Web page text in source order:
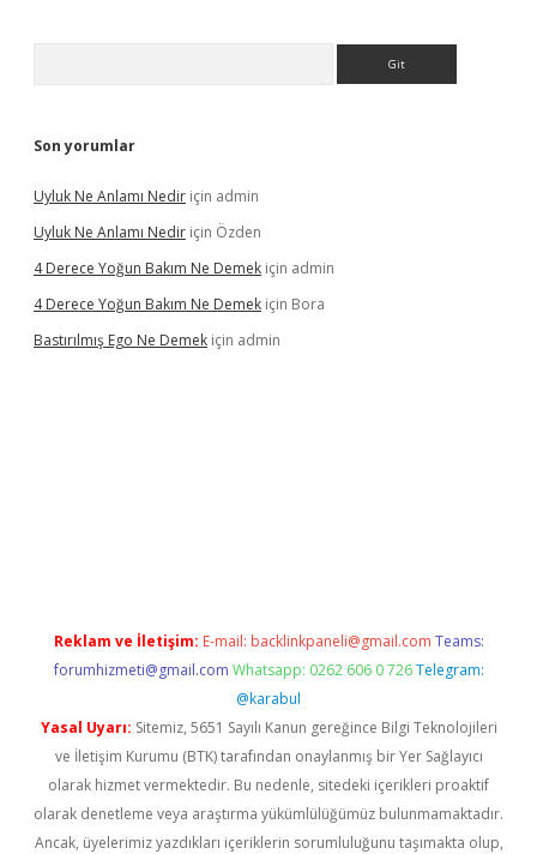
Son yorumlar
Uyluk Ne Anlamı Nedir için admin
Uyluk Ne Anlamı Nedir için Özden
4 Derece Yoğun Bakım Ne Demek için admin
4 Derece Yoğun Bakım Ne Demek için Bora
Bastırılmış Ego Ne Demek için admin
Reklam ve İletişim: E-mail: backlinkpaneli@gmail.com Teams:
forumhizmeti@gmail.com Whatsapp: 0262 606 0 726 Telegram:
@karabul
Yasal Uyarı: Sitemiz, 5651 Sayılı Kanun gereğince Bilgi Teknolojileri
ve İletişim Kurumu (BTK) tarafından onaylanmış bir Yer Sağlayıcı
olarak hizmet vermektedir. Bu nedenle, sitedeki içerikleri proaktif
olarak denetleme veya araştırma yükümlülüğümüz bulunmamaktadır.
Ancak, üyelerimiz yazdıkları içeriklerin sorumluluğunu taşımakta olup,